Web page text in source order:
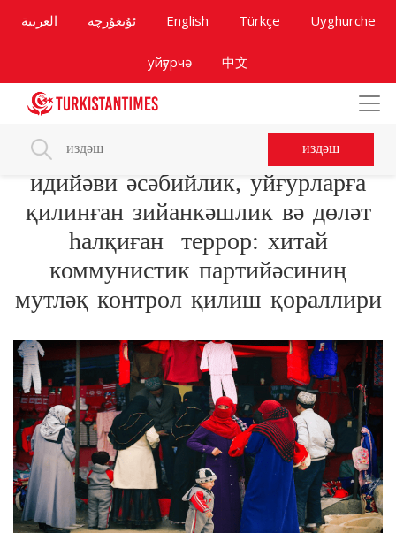
العربية ئۇيغۇرچە English Türkçe Uyghurche
уйғурчә 中文
издәш
идийәви әсәбийлик, уйғурларға
қилинған зийанкәшлик вә дөләт
һалқиған террор: хитай
коммунистик партийәсиниң
мутләқ контрол қилиш қораллири